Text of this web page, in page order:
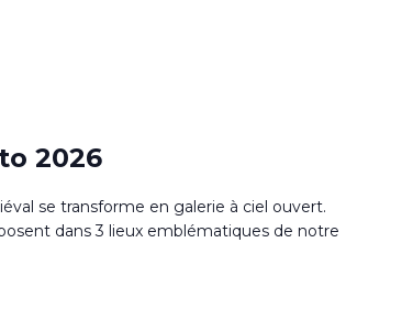
2026
se transforme en galerie à ciel ouvert.
dans 3 lieux emblématiques de notre